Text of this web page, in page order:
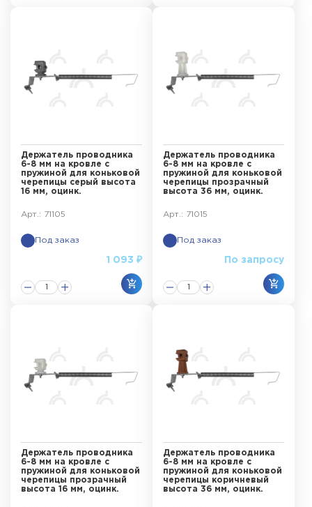
Держатель проводника
6-8 мм на кровле с
пружиной для коньковой
черепицы серый высота
16 мм, оцинк.
Арт.: 71105
Под заказ
1 093 ₽
Держатель проводника
6-8 мм на кровле с
пружиной для коньковой
черепицы прозрачный
высота 36 мм, оцинк.
Арт.: 71015
Под заказ
По запросу
Держатель проводника
6-8 мм на кровле с
пружиной для коньковой
черепицы прозрачный
высота 16 мм, оцинк.
Держатель проводника
6-8 мм на кровле с
пружиной для коньковой
черепицы коричневый
высота 36 мм, оцинк.